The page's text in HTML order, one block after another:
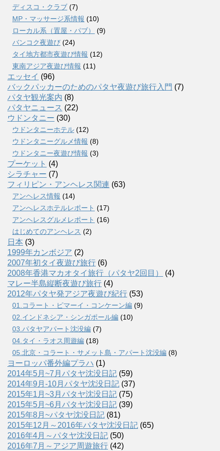
ディスコ・クラブ (7)
MP・マッサージ系情報 (10)
ローカル系（置屋・パブ）
(9)
バンコク夜遊び (24)
タイ地方都市夜遊び情報 (12)
東南アジア夜遊び情報 (11)
エッセイ (96)
バックパッカーのためのパタヤ夜遊び旅行入門 (7)
パタヤ観光案内 (8)
パタヤニュース (22)
ウドンタニー (30)
ウドンタニーホテル (12)
ウドンタニーグルメ情報 (8)
ウドンタニー夜遊び情報 (3)
プーケット (4)
シラチャー (7)
フィリピン・アンヘレス関連 (63)
アンヘレス情報 (14)
アンへレスホテルレポート (17)
アンヘレスグルメレポート (16)
はじめてのアンヘレス (2)
日本 (3)
1999年カンボジア (2)
2007年初タイ夜遊び旅行 (6)
2008年香港マカオタイ旅行（パタヤ2回目）
(4)
マレー半島縦断夜遊び旅行 (4)
2012年パタヤ発アジア夜遊び紀行 (53)
01.コラート・ピマーイ・コンケーン編 (9)
02.インドネシア・シンガポール編 (10)
03.パタヤアパート沈没編 (7)
04.タイ・ラオス周遊編 (18)
05.北京・コラート・サメット島・アパート沈没編 (8)
ヨーロッパ番外編プラハ (1)
2014年5月~7月パタヤ沈没日記 (59)
2014年9月-10月パタヤ沈没日記 (37)
2015年1月~3月パタヤ沈没日記 (75)
2015年5月~6月パタヤ沈没日記 (39)
2015年8月~パタヤ沈没日記 (81)
2015年12月～2016年パタヤ沈没日記 (65)
2016年4月～パタヤ沈没日記 (50)
2016年7月～アジア周遊旅行 (42)